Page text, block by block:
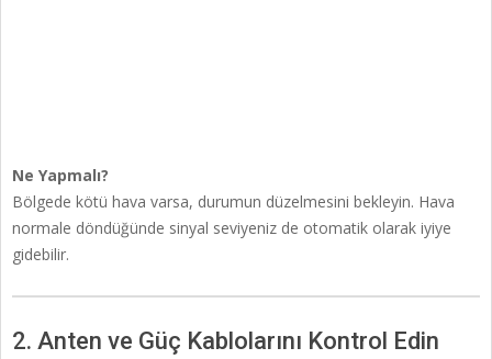
Ne Yapmalı?
Bölgede kötü hava varsa, durumun düzelmesini bekleyin. Hava
normale döndüğünde sinyal seviyeniz de otomatik olarak iyiye
gidebilir.
2. Anten ve Güç Kablolarını Kontrol Edin